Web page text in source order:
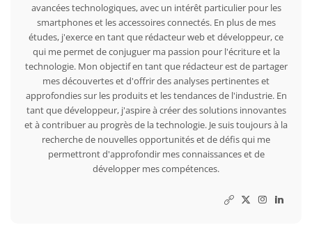
avancées technologiques, avec un intérêt particulier pour les
smartphones et les accessoires connectés. En plus de mes
études, j'exerce en tant que rédacteur web et développeur, ce
qui me permet de conjuguer ma passion pour l'écriture et la
technologie. Mon objectif en tant que rédacteur est de partager
mes découvertes et d'offrir des analyses pertinentes et
approfondies sur les produits et les tendances de l'industrie. En
tant que développeur, j'aspire à créer des solutions innovantes
et à contribuer au progrès de la technologie. Je suis toujours à la
recherche de nouvelles opportunités et de défis qui me
permettront d'approfondir mes connaissances et de
développer mes compétences.